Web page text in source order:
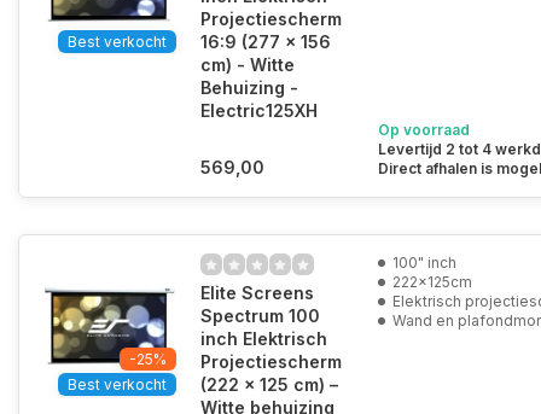
Best verkocht
Projectiescherm
16:9 (277 x 156
cm) - Witte
Behuizing -
Electric125XH
569,00
Op voorraad
Levertijd 2 tot 4
Direct afhalen is
-25%
Best verkocht
Elite Screens
Spectrum 100
inch Elektrisch
Projectiescherm
(222 x 125 cm) –
Witte behuizing
100" inch
222x125cm
Elektrisch
Wand en